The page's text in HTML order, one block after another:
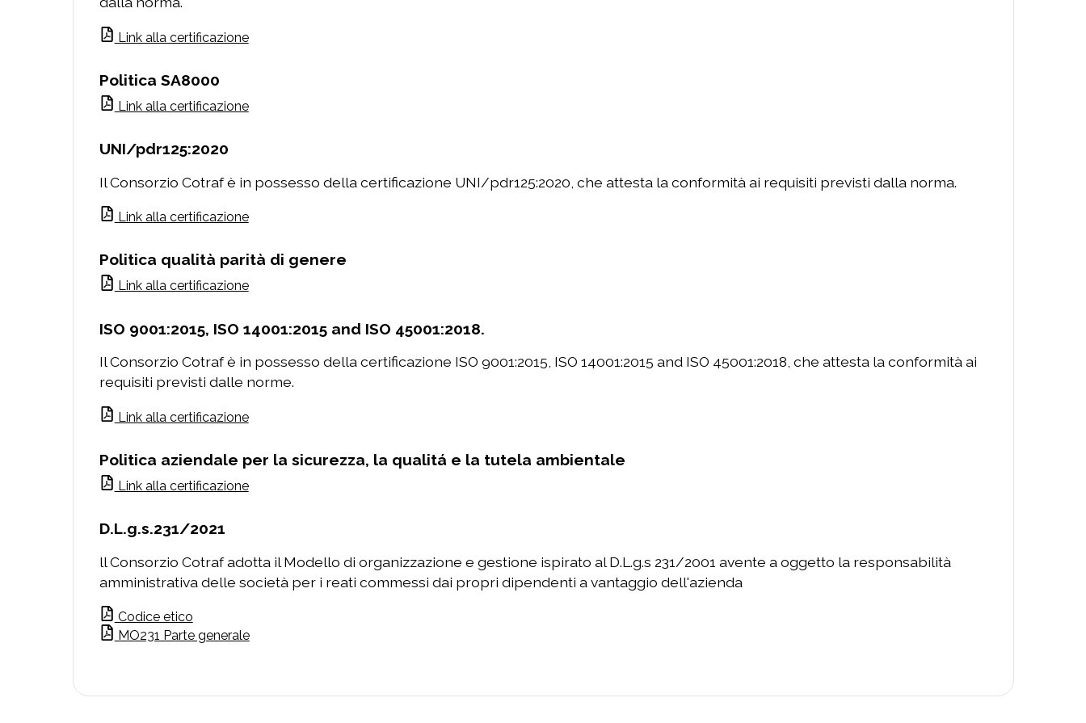
Link alla certificazione
Politica SA8000
Link alla certificazione
UNI/pdr125:2020
Il Consorzio Cotraf è in possesso della certificazione UNI/pdr125:2020, che attesta la conformità ai requisiti previsti dalla norma.
Link alla certificazione
Politica qualità parità di genere
Link alla certificazione
ISO 9001:2015, ISO 14001:2015 and ISO 45001:2018.
Il Consorzio Cotraf è in possesso della certificazione ISO 9001:2015, ISO 14001:2015 and ISO 45001:2018, che attesta la conformità ai
requisiti previsti dalle norme.
Link alla certificazione
Politica aziendale per la sicurezza, la qualitá e la tutela ambientale
Link alla certificazione
D.L.g.s.231/2021
ll Consorzio Cotraf adotta il Modello di organizzazione e gestione ispirato al D.L.g.s 231/2001 avente a oggetto la responsabilità
amministrativa delle società per i reati commessi dai propri dipendenti a vantaggio dell'azienda
Codice etico
MO231 Parte generale